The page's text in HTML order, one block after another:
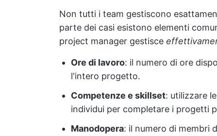
Non tutti i team gestiscono
parte dei casi esistono elementi
project manager gestisce
Ore di lavoro: il numero di ore
l'intero progetto.
Competenze e skillset: utilizzare
individui per completare i progetti
Manodopera: il numero di membri